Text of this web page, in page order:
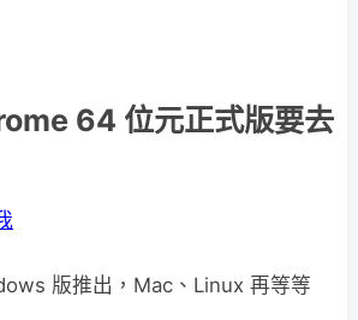
64 位元正式版要去
版推出，Mac、Linux 再等等